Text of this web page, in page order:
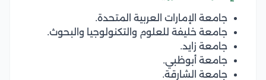
جامعة الإمارات العربية المتحدة.
جامعة خليفة للعلوم والتكنولوجيا والبحوث.
جامعة زايد.
جامعة أبوظبي.
جامعة الشارقة.